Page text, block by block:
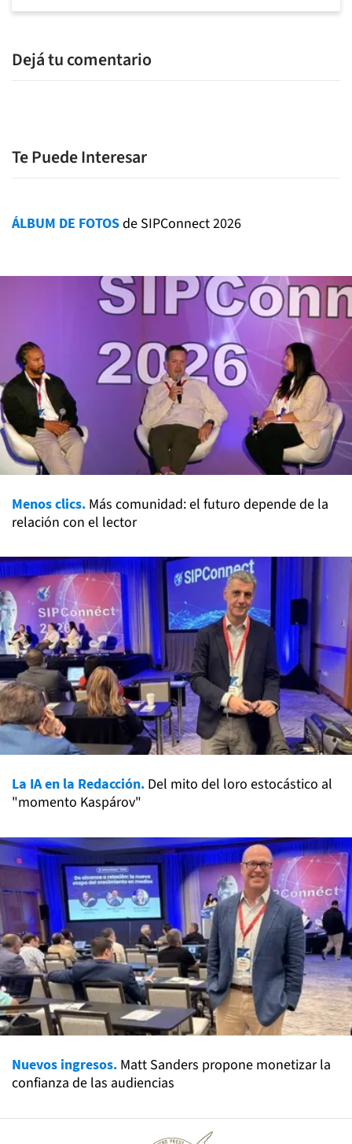
Dejá tu comentario
Te Puede Interesar
ÁLBUM DE FOTOSde SIPConnect 2026
Menos clics. Más comunidad: el futuro depende de la
relación con el lector
La IA en la Redacción. Del mito del loro estocástico al
"momento Kaspárov"
Nuevos ingresos. Matt Sanders propone monetizar la
confianza de las audiencias